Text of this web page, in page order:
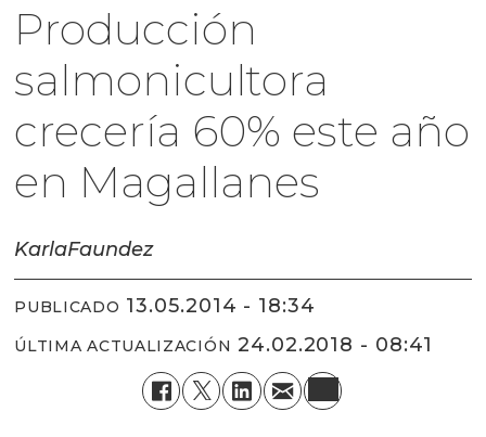
Producción
salmonicultora
crecería 60% este año
en Magallanes
KarlaFaundez
PUBLICADO 13.05.2014 - 18:34
ÚLTIMA ACTUALIZACIÓN 24.02.2018 - 08:41